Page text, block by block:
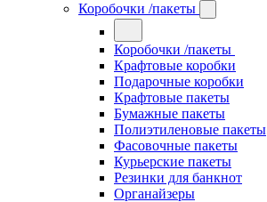
Коробочки /пакеты
Коробочки /пакеты
Крафтовые коробки
Подарочные коробки
Крафтовые пакеты
Бумажные пакеты
Полиэтиленовые пакеты
Фасовочные пакеты
Курьерские пакеты
Резинки для банкнот
Органайзеры